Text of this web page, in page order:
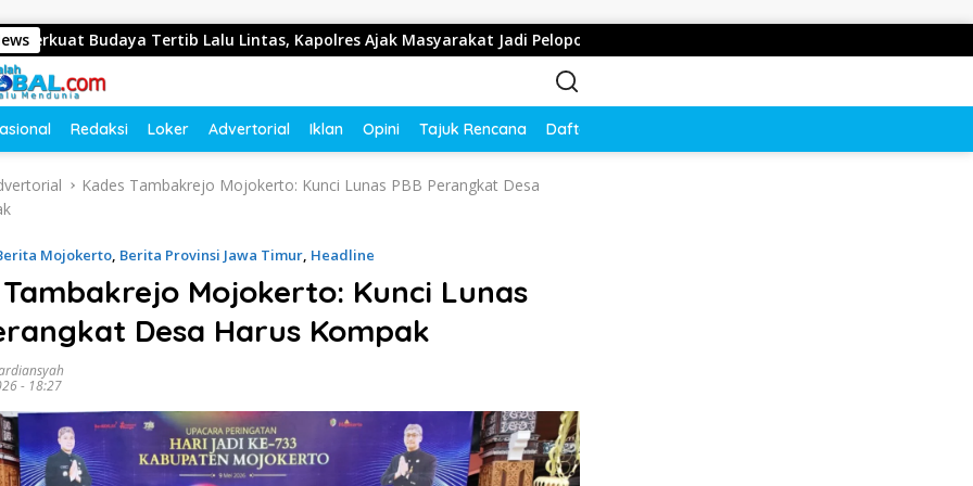
Tertib Lalu Lintas, Kapolres Ajak Masyarakat Jadi Pelopor Keselamatan Lewat Safety Riding dan Siger Lampung Presisi
Redaksi Loker Advertorial Iklan Opini Tajuk Rencana Daftar Harga
Kades Tambakrejo Mojokerto: Kunci Lunas PBB Perangkat Desa
Mojokerto, Berita Provinsi Jawa Timur, Headline
Tambakrejo Mojokerto: Kunci Lunas
Desa Harus Kompak
- 18:27